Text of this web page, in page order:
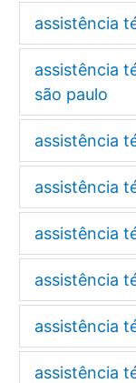
assistência
assistência
são paulo
assistência
assistência
assistência
assistência
assistência
assistência